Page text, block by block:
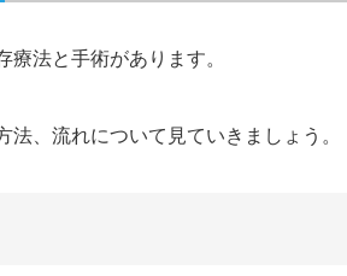
療法と手術があります。
法、流れについて見ていきましょう。